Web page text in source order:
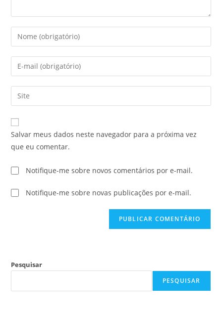
Salvar meus dados neste navegador para a próxima vez
que eu comentar.
Notifique-me sobre novos comentários por e-mail.
Notifique-me sobre novas publicações por e-mail.
Pesquisar
PESQUISAR